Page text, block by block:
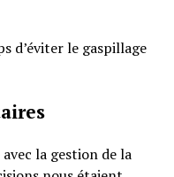
d’éviter le gaspillage
la gestion de la